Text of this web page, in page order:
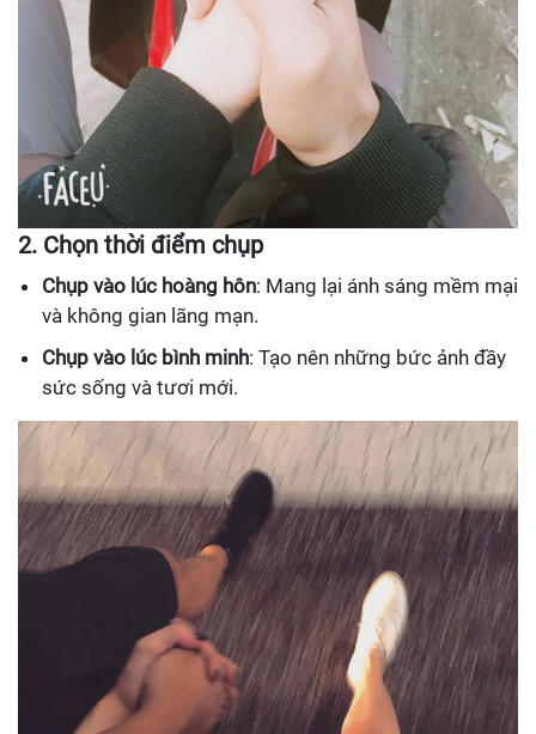
2. Chọn thời điểm chụp
Chụp vào lúc hoàng hôn: Mang lại ánh sáng mềm mại
và không gian lãng mạn.
Chụp vào lúc bình minh: Tạo nên những bức ảnh đầy
sức sống và tươi mới.